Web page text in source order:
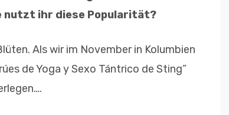
nutzt ihr diese Popularität?
Als wir im November in Kolumbien
de Yoga y Sexo Tántrico de Sting”